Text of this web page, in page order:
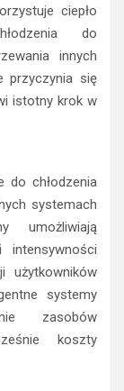
ciepło
do
innych
przyczynia się
istotny krok w
do chłodzenia
systemach
umożliwiają
intensywności
użytkowników
systemy
zasobów
koszty